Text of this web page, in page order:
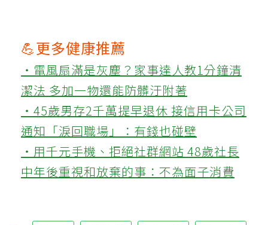
💪更多健康推薦
‧電風扇滿是灰塵？家事達人教1分鐘清
潔法 多加一物還能防髒汙附著
‧45歲男存2千萬提早退休 接信用卡公司
通知「淚回職場」：有錢也碰壁
‧用千元手機、拒絕社群網站 48歲社長
中年後重視和放棄的事：不為面子消費